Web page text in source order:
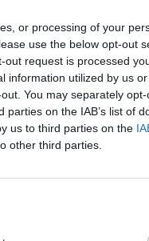
or processing of your
use the below opt-out
request is processed
information utilized by us
You may separately
on the IAB’s list of
us to third parties on the
other third parties.
(“nice to
på detta är
summerar
att sänka
Självklart
många blir
utan att
sina